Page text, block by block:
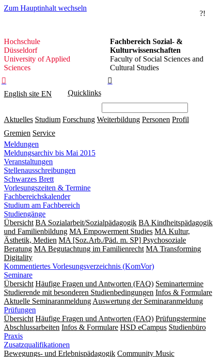
Zum Hauptinhalt wechseln
?!
Hochschule
Düsseldorf
Hochschule
Düsseldorf
University of Applied
Sciences
Fachbereich Sozial- &
Kulturwissenschaften
Faculty of Social Sciences and
Cultural Studies


English site EN Quicklinks
Aktuelles Studium Forschung Weiterbildung Personen Profil
Gremien Service
Meldungen
Meldungsarchiv bis Mai 2015
Veranstaltungen
Stellenausschreibungen
Schwarzes Brett
Vorlesungszeiten & Termine
Fachbereichskalender
Studium am Fachbereich
Studiengänge
Übersicht BA Sozialarbeit/Sozialpädagogik BA Kindheitspädagogik
und Familienbildung MA Empowerment Studies MA Kultur,
Ästhetik, Medien MA [Soz.Arb./Päd. m. SP] Psychosoziale
Beratung MA Begut­ach­tung im Fami­lien­recht MA Transforming
Digitality
Kommentiertes Vorlesungsverzeichnis (KomVor)
Seminare
Übersicht Häufige Fragen und Antworten (FAQ) Seminartermine
Studierende mit besonderen Studienbedingungen Infos & Formulare
Aktuelle Seminaranmeldung Auswertung der Seminaranmeldung
Prüfungen
Übersicht Häufige Fragen und Antworten (FAQ) Prüfungstermine
Abschlussarbeiten Infos & Formulare HSD eCampus Studienbüro
Praxis
Zusatzqualifikationen
Bewegungs- und Erlebnispädagogik Community Music